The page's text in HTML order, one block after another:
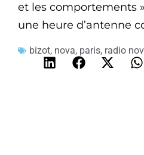
et les comportements
une heure d’antenne
bizot, nova, paris, radio